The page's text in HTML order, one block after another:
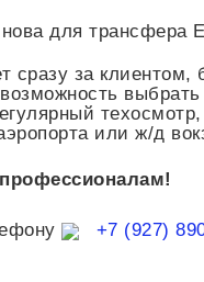
для трансфера
за клиентом,
или ж/д
+7 (927)